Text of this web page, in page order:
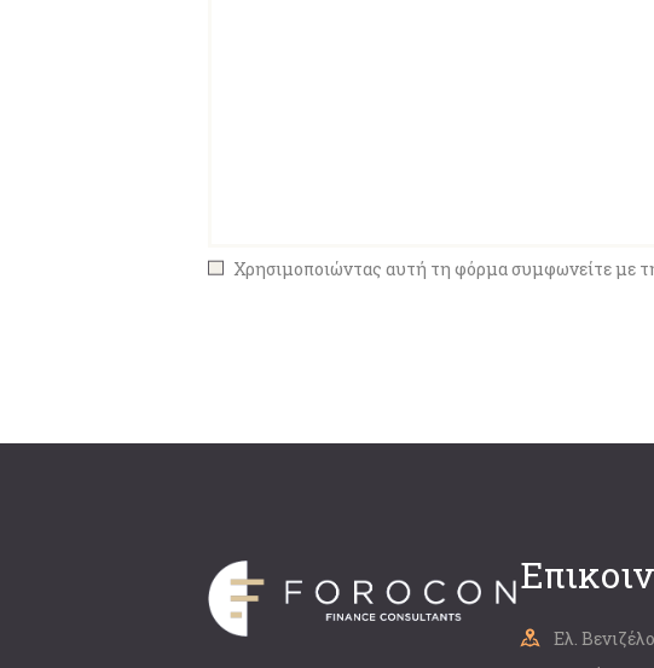
Χρησιμοποιώντας αυτή τη φόρμα συμφωνείτε με
Ελ.